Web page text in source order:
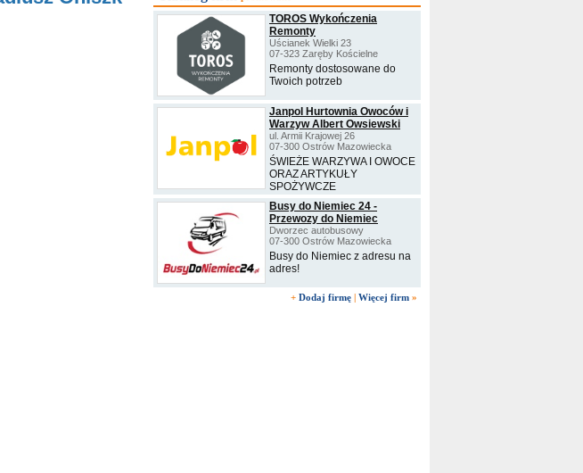
TOROS Wykończenia
Remonty
Uścianek Wielki 23
07-323 Zaręby Kościelne
Remonty dostosowane do
Twoich potrzeb
Janpol Hurtownia Owoców i
Warzyw Albert Owsiewski
ul. Armii Krajowej 26
07-300 Ostrów Mazowiecka
ŚWIEŻE WARZYWA I OWOCE
ORAZ ARTYKUŁY
SPOŻYWCZE
Busy do Niemiec 24 -
Przewozy do Niemiec
Dworzec autobusowy
07-300 Ostrów Mazowiecka
Busy do Niemiec z adresu na
adres!
+ Dodaj firmę | Więcej firm »